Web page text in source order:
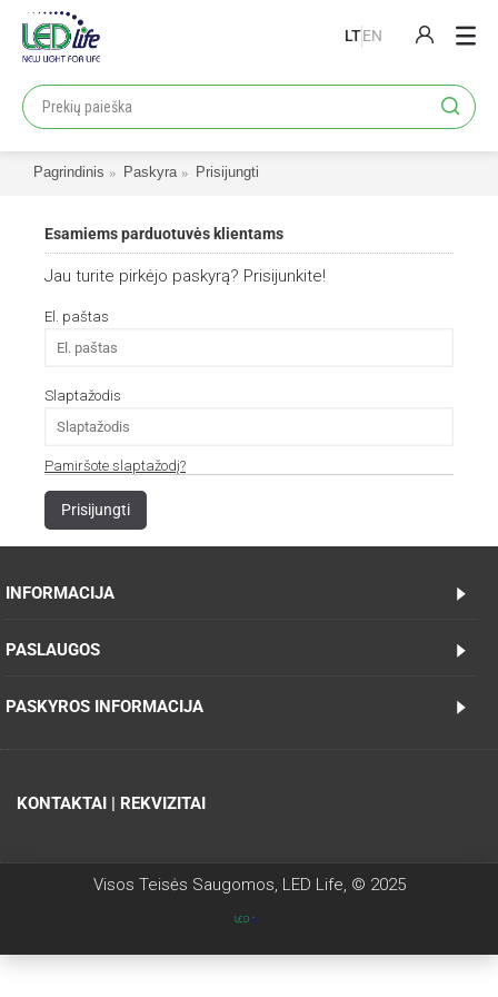
LTEN
PRODUKTAI
LOJALUMO PROGRAMA
KATALOGAI
APIE MUS
KONTAKTAI
Pagrindinis Paskyra Prisijungti
Esamiems parduotuvės klientams
Jau turite pirkėjo paskyrą? Prisijunkite!
El. paštas
Slaptažodis
Pamiršote slaptažodį?
INFORMACIJA
PASLAUGOS
PASKYROS INFORMACIJA
KONTAKTAI | REKVIZITAI
Visos Teisės Saugomos, LED Life, © 2025